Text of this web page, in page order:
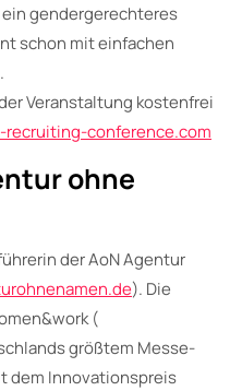
gendergerechteres
schon mit einfachen
Veranstaltung kostenfrei
recruiting-conference.com
ohne
der AoN Agentur
). Die
(
größtem Messe-
dem Innovationspreis